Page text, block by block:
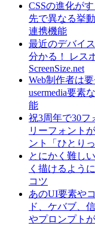
CSSの進化が
先で異なる挙
連携機能
最近のデバイ
分かる！ レス
ScreenSize.net
Web制作者は
usermedia要素
能
祝3周年で30フ
リーフォント
ント「ひとりっ
とにかく難し
く描けるよう
コツ
あのUI要素や
ド、ケバブ、
やプロンプト